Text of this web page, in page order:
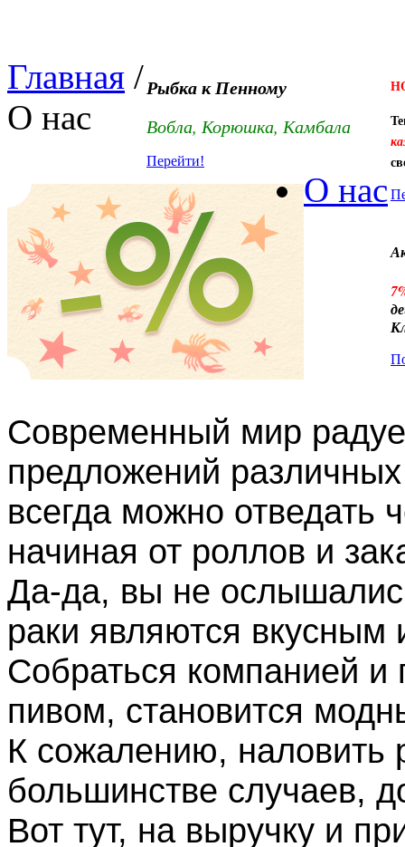
Рыбка к Пенному
Вобла, Корюшка, Камбала
Перейти!
Главная /
О нас
Современный мир
предложений
всегда можно отведать
начиная от роллов и
Да-да, вы не
раки являются
Собраться компанией и
пивом, становится
К сожалению, наловить
большинстве случаев,
Вот тут, на выручку и
О нас